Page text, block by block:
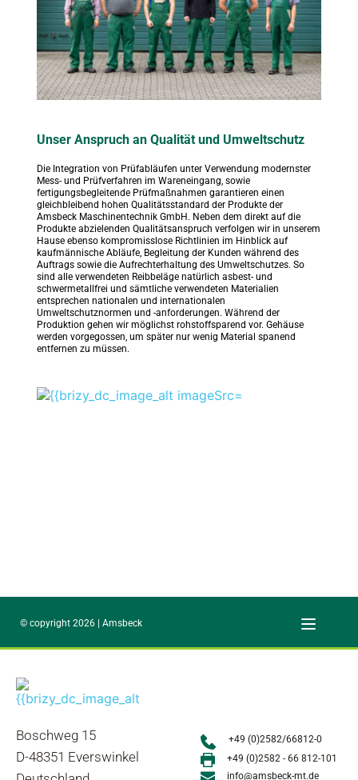
Unser Anspruch an Qualität und Umweltschutz
Die Integration von Prüfabläufen unter Verwendung modernster
Mess- und Prüfverfahren im Wareneingang, sowie
fertigungsbegleitende Prüfmaßnahmen garantieren einen
gleichbleibend hohen Qualitätsstandard der Produkte der
Amsbeck Maschinentechnik GmbH. Neben dem direkt auf die
Produkte abzielenden Qualitätsanspruch verfolgen wir in unserem
Hause ebenso kompromisslose Richtlinien im Hinblick auf
kaufmännische Abläufe, Begleitung der Kunden während des
Auftrags sowie die Aufrechterhaltung des Umweltschutzes. So
sind alle verwendeten Reibbeläge natürlich asbest- und
schwermetallfrei und sämtliche verwendeten Materialien
entsprechen nationalen und internationalen
Umweltschutznormen und -anforderungen. Während der
Produktion gehen wir möglichst rohstoffsparend vor. Gehäuse
werden vorgegossen, um später nur wenig Material spanend
entfernen zu müssen.
© copyright 2026 | Amsbeck
Boschweg 15
D-48351 Everswinkel
+49 (0)2582/66812-0
+49 (0)2582 - 66 812-101
info@amsbeck-mt.de